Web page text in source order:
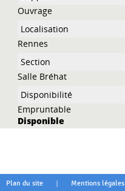
Ouvrage
Rennes
Salle Bréhat
Empruntable
Disponible
Plan du site | Mentions légales